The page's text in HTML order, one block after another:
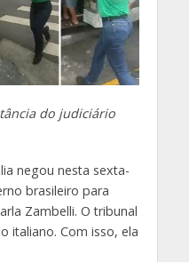
do judiciário
negou nesta sexta-
brasileiro para
Zambelli. O tribunal
italiano. Com isso, ela